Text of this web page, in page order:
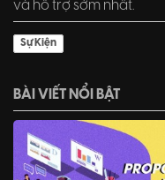
và hỗ trợ sớm nhất.
Sự Kiện
BÀI VIẾT NỔI BẬT